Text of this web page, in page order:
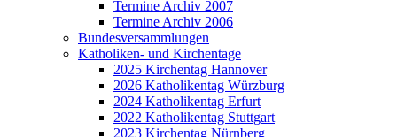
Termine Archiv 2007
Termine Archiv 2006
Bundesversammlungen
Katholiken- und Kirchentage
2025 Kirchentag Hannover
2026 Katholikentag Würzburg
2024 Katholikentag Erfurt
2022 Katholikentag Stuttgart
2023 Kirchentag Nürnberg